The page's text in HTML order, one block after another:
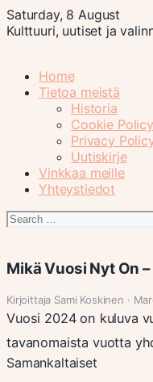
Saturday, 8 August
Kulttuuri, uutiset ja
Home
Tietoa meistä
Historia
Cookie Policy
Privacy
Uutiskirje
Vinkkaa meille
Yhteystiedot
Search
Mikä Vuosi Nyt On
Kirjoittaja Sami Koskinen ·
Vuosi 2024 on kuluva
tavanomaista vuotta
Samankaltaiset